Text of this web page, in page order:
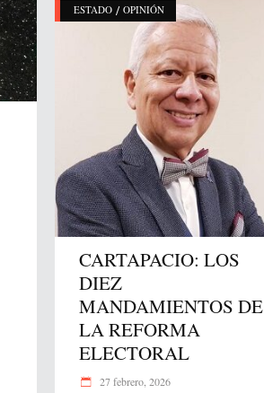
ESTADO / OPINIÓN
CARTAPACIO: LOS
DIEZ
MANDAMIENTOS DE
LA REFORMA
ELECTORAL
27 febrero, 2026